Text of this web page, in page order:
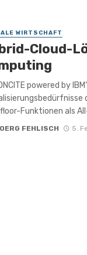
WIRTSCHAFT
Cloud-
powered by
Funktionen als
FEHLISCH 5.